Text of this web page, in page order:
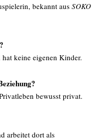
bekannt aus SOKO
keine eigenen Kinder.
bewusst privat.
arbeitet dort als